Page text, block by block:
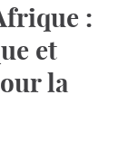
:
et
la